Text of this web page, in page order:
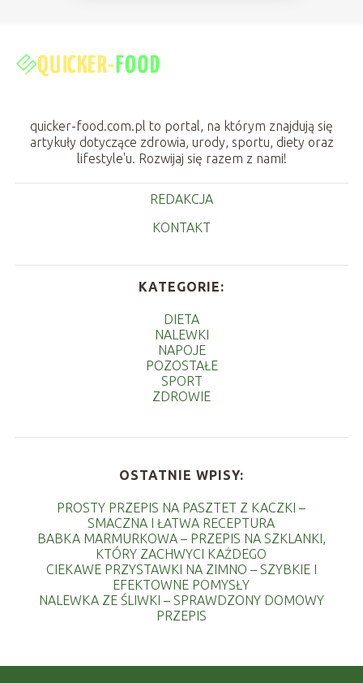
quicker-food.com.pl to portal, na którym znajdują się
artykuły dotyczące zdrowia, urody, sportu, diety oraz
lifestyle'u. Rozwijaj się razem z nami!
REDAKCJA
KONTAKT
KATEGORIE:
DIETA
NALEWKI
NAPOJE
POZOSTAŁE
SPORT
ZDROWIE
OSTATNIE WPISY:
PROSTY PRZEPIS NA PASZTET Z KACZKI –
SMACZNA I ŁATWA RECEPTURA
BABKA MARMURKOWA – PRZEPIS NA SZKLANKI,
KTÓRY ZACHWYCI KAŻDEGO
CIEKAWE PRZYSTAWKI NA ZIMNO – SZYBKIE I
EFEKTOWNE POMYSŁY
NALEWKA ZE ŚLIWKI – SPRAWDZONY DOMOWY
PRZEPIS